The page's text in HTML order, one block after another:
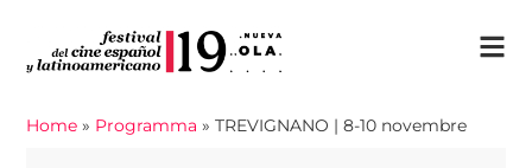
Home » Programma »TREVIGNANO | 8-10 novembre